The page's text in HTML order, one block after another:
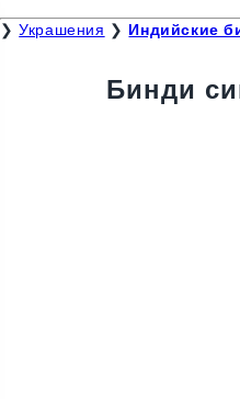
❯ Украшения ❯ Индийские
Бинди